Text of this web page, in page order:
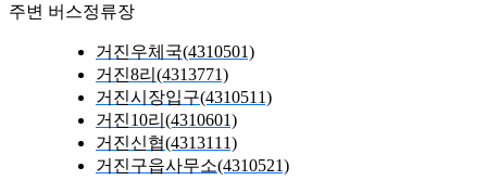
주변 버스정류장
거진우체국(4310501)
거진8리(4313771)
거진시장입구(4310511)
거진10리(4310601)
거진신협(4313111)
거진구읍사무소(4310521)